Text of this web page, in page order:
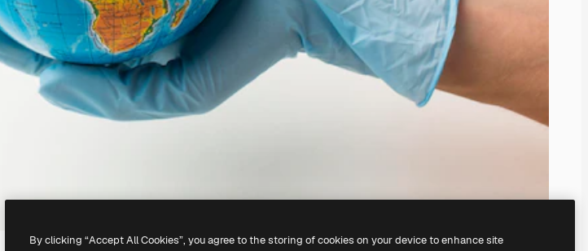
By clicking “Accept All Cookies”, you agree to the storing of cookies on your device to enhance site